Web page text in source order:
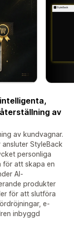
av
av kundvagnar.
StyleBack
personliga
för att skapa en
AI-
produkter
för att slutföra
e-
inbyggd